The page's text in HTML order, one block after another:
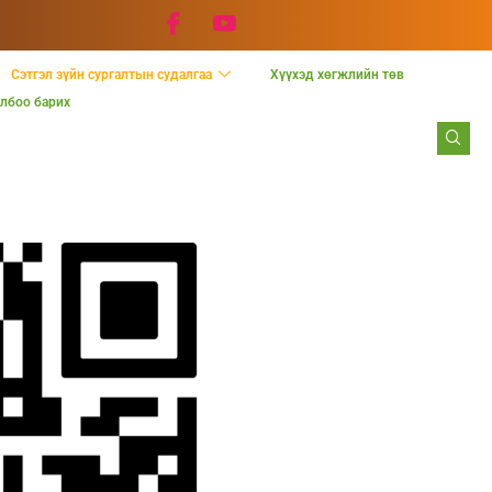
Сэтгэл зүйн сургалтын судалгаа
Хүүхэд хөгжлийн төв
барих